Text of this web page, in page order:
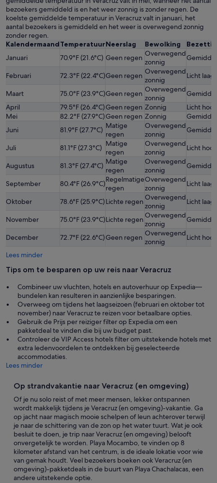
bezoekers gemiddeld is en het weer zonnig is zonder regen. De
koelste gemiddelde temperatuur in Veracruz valt in januari, het
aantal bezoekers is gemiddeld en het weer is overwegend zonnig
zonder regen.
KalendermaandTemperatuurNeerslag Bewolking
Januari
70.9°F (21.6°C) Geen regen Overwegend
zonnig
Februari 72.3°F (22.4°C)Geen regen Overwegend
zonnig
Licht laag
Maart 75.0°F (23.9°C)Geen regen Overwegend
zonnig
April
79.5°F (26.4°C)Geen regen Zonnig
Licht
Mei
82.2°F (27.9°C)Geen regen Zonnig
Juni
81.9°F (27.7°C) Matige
regen
Overwegend
zonnig
Juli 81.1°F (27.3°C) Matige
regen
Overwegend
zonnig
Licht
Augustus 81.3°F (27.4°C) Matige
regen
Overwegend
zonnig
September 80.4°F (26.9°C)Regelmatige
regen
Overwegend
zonnig
Licht laag
Oktober 78.6°F (25.9°C)Lichte regenOverwegend
zonnig
Licht laag
November 75.0°F (23.9°C)Lichte regenOverwegend
zonnig
December 72.7°F (22.6°C)Geen regen Overwegend
zonnig
Licht
Lees minder
Tips om te besparen op uw reis naar Veracruz
Combineer uw vluchten, hotels en autoverhuur op Expedia—
bundelen kan resulteren in aanzienlijke besparingen.
Overweeg om tijdens het laagseizoen (februari en oktober tot
november) naar Veracruz te reizen voor betaalbare opties.
Gebruik de Prijs per reiziger filter op Expedia om een
pakketdeal te vinden die bij uw budget past.
Controleer de VIP Access hotels filter om uitstekende hotels met
extra ledenvoordelen te ontdekken bij geselecteerde
accommodaties.
Lees minder
Op strandvakantie naar Veracruz (en omgeving)
Of je nu solo reist of met meer mensen, lekker ontspannen
wordt makkelijk tijdens je Veracruz (en omgeving)-vakantie. Ga
op jacht naar magisch mooie schelpen of leun achterover terwijl
je naar de schittering van de zon op het water tuurt. Wat je ook
besluit te doen, je trip naar Veracruz (en omgeving) belooft
onvergetelijk te worden. Playa Mocambo, te vinden op 8
kilometer afstand van het centrum, is de ideale lokatie voor wie
van gemak houdt. Veel bezoekers boeken ook Veracruz (en
omgeving)-pakketdeals in de buurt van Playa Chachalacas, een
andere uitstekende optie.